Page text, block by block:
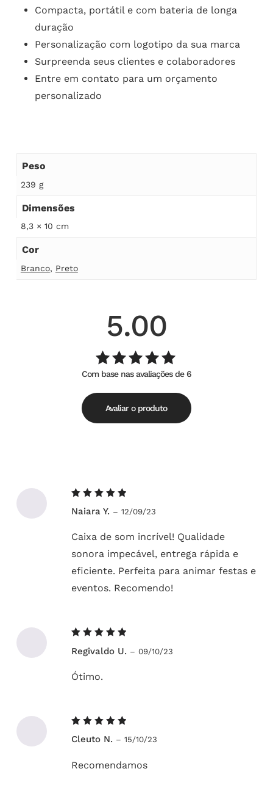
Compacta, portátil e com bateria de longa
duração
Personalização com logotipo da sua marca
Surpreenda seus clientes e colaboradores
Entre em contato para um orçamento
personalizado
Peso
239 g
Dimensões
8,3 × 10 cm
Cor
Branco, Preto
5.00
Avaliação
5.00de
5
Com base nas avaliações de 6
Avaliar o produto
5de 5
Naiara Y. – 12/09/23
Caixa de som incrível! Qualidade
sonora impecável, entrega rápida e
eficiente. Perfeita para animar festas e
eventos. Recomendo!
5de 5
Regivaldo U. – 09/10/23
Ótimo.
5de 5
Cleuto N. – 15/10/23
Recomendamos